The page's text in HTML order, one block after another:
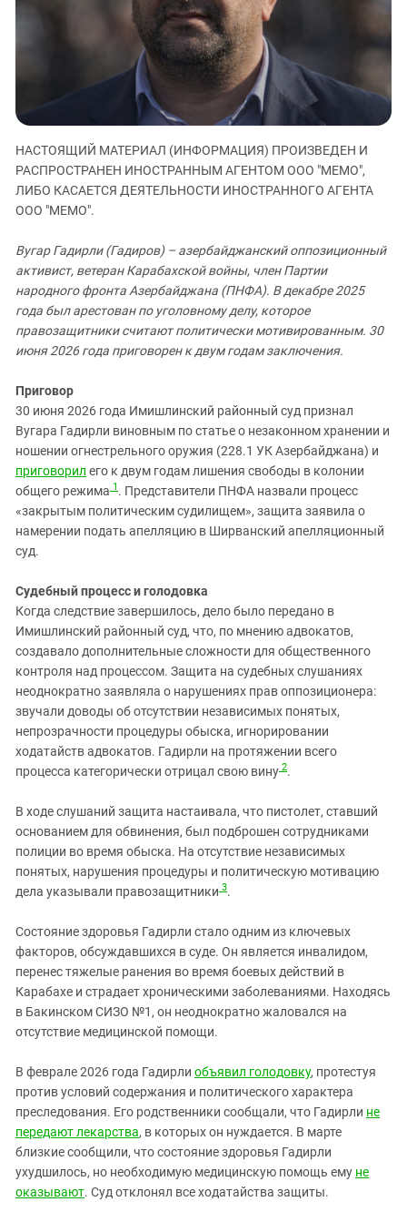
ЗАСТАВЛЯЕТ
КАВКАЗ ЗА ПАЛЕСТИНУ
ИНАКОМЫСЛИЕ В ЧЕЧНЕ
ПРЕСЛЕДОВАНИЕ АКТИВИСТОВ
МОБИЛИЗАЦИЯ И ПРОТЕСТЫ
Ингушетия
Кабардино-Балкария
Калмыкия
Карачаево-Черкесия
Краснодарский край
Нагорный Карабах
Российская Федерация
Северная Осетия - Алания
СКФО
Ставропольский край
Чечня
Южный Кавказ
ЮФО
НАСТОЯЩИЙ МАТЕРИАЛ (ИНФОРМАЦИЯ) ПРОИЗВЕДЕН И
РАСПРОСТРАНЕН ИНОСТРАННЫМ АГЕНТОМ ООО "МЕМО",
ЛИБО КАСАЕТСЯ ДЕЯТЕЛЬНОСТИ ИНОСТРАННОГО АГЕНТА
ООО "МЕМО".
Вугар Гадирли (Гадиров) – азербайджанский оппозиционный
активист, ветеран Карабахской войны, член Партии
народного фронта Азербайджана (ПНФА). В декабре 2025
года был арестован по уголовному делу, которое
правозащитники считают политически мотивированным. 30
июня 2026 года приговорен к двум годам заключения.
Приговор
30 июня 2026 года Имишлинский районный суд признал
Вугара Гадирли виновным по статье о незаконном хранении и
ношении огнестрельного оружия (228.1 УК Азербайджана) и
приговорил его к двум годам лишения свободы в колонии
общего режима 1 . Представители ПНФА назвали процесс
«закрытым политическим судилищем», защита заявила о
намерении подать апелляцию в Ширванский апелляционный
суд.
Судебный процесс и голодовка
Когда следствие завершилось, дело было передано в
Имишлинский районный суд, что, по мнению адвокатов,
создавало дополнительные сложности для общественного
контроля над процессом. Защита на судебных слушаниях
неоднократно заявляла о нарушениях прав оппозиционера:
звучали доводы об отсутствии независимых понятых,
непрозрачности процедуры обыска, игнорировании
ходатайств адвокатов. Гадирли на протяжении всего
процесса категорически отрицал свою вину 2.
В ходе слушаний защита настаивала, что пистолет, ставший
основанием для обвинения, был подброшен сотрудниками
полиции во время обыска. На отсутствие независимых
понятых, нарушения процедуры и политическую мотивацию
дела указывали правозащитники 3.
Состояние здоровья Гадирли стало одним из ключевых
факторов, обсуждавшихся в суде. Он является инвалидом,
перенес тяжелые ранения во время боевых действий в
Карабахе и страдает хроническими заболеваниями. Находясь
в Бакинском СИЗО №1, он неоднократно жаловался на
отсутствие медицинской помощи.
В феврале 2026 года Гадирли объявил голодовку, протестуя
против условий содержания и политического характера
преследования. Его родственники сообщали, что Гадирли не
передают лекарства, в которых он нуждается. В марте
близкие сообщили, что состояние здоровья Гадирли
ухудшилось, но необходимую медицинскую помощь ему не
оказывают. Суд отклонял все ходатайства защиты.